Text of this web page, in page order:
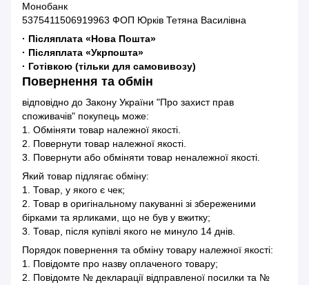
Монобанк
5375411506919963 ФОП Юрків Тетяна Василівна
· Післяплата «Нова Пошта»
· Післяплата «Укрпошта»
· Готівкою (тільки для самовивозу)
Повернення та обмін
відповідно до Закону України "Про захист прав
споживачів" покупець може:
1. Обміняти товар належної якості.
2. Повернути товар належної якості.
3. Повернути або обміняти товар неналежної якості.
Який товар підлягає обміну:
1. Товар, у якого є чек;
2. Товар в оригінальному пакуванні зі збереженими
бірками та ярликами, що не був у вжитку;
3. Товар, після купівлі якого не минуло 14 днів.
Порядок повернення та обміну товару належної якості:
1. Повідомте про назву оплаченого товару;
2. Повідомте № декларації відправленої посилки та №